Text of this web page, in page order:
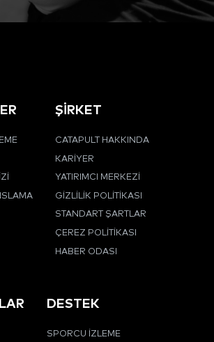
ŞİRKET
CATAPULT HAKKINDA
KARIYER
YATIRIMCI MERKEZI
GIZLILIK POLITIKASI
STANDART ŞARTLAR
ÇEREZ POLITIKASI
HABER ODASI
DESTEK
SPORCU İZLEME